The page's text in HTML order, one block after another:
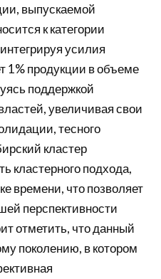
выпускаемой
к категории
усилия
1% продукции в объеме
поддержкой
увеличивая свои
тесного
кластер
кластерного подхода,
времени, что позволяет
перспективности
отметить, что данный
поколению, в котором